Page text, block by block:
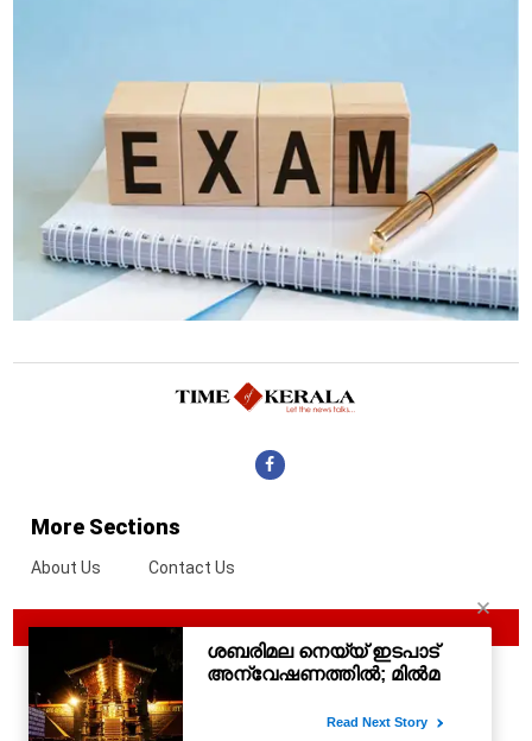
More Sections
About Us Contact Us